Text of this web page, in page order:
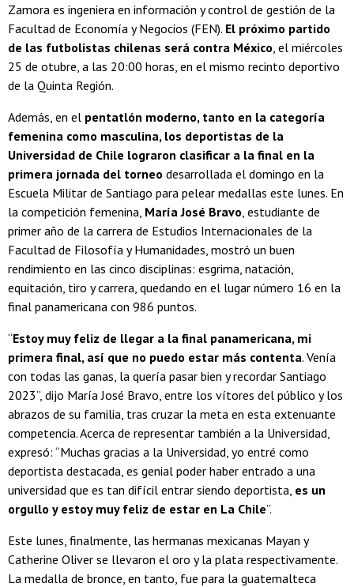
Zamora es ingeniera en información y control de gestión de la
Facultad de Economía y Negocios (FEN). El próximo partido
de las futbolistas chilenas será contra México , el miércoles
25 de otubre, a las 20:00 horas, en el mismo recinto deportivo
de la Quinta Región.
Además, en el pentatlón moderno, tanto en la categoría
femenina como masculina, los deportistas de la
Universidad de Chile lograron clasificar a la final en la
primera jornada del torneo desarrollada el domingo en la
Escuela Militar de Santiago para pelear medallas este lunes. En
la competición femenina, María José Bravo , estudiante de
primer año de la carrera de Estudios Internacionales de la
Facultad de Filosofía y Humanidades, mostró un buen
rendimiento en las cinco disciplinas: esgrima, natación,
equitación, tiro y carrera, quedando en el lugar número 16 en la
final panamericana con 986 puntos.
“Estoy muy feliz de llegar a la final panamericana, mi
primera final, así que no puedo estar más contenta. Venía
con todas las ganas, la quería pasar bien y recordar Santiago
2023”, dijo María José Bravo, entre los vítores del público y los
abrazos de su familia, tras cruzar la meta en esta extenuante
competencia. Acerca de representar también a la Universidad,
expresó: “Muchas gracias a la Universidad, yo entré como
deportista destacada, es genial poder haber entrado a una
universidad que es tan difícil entrar siendo deportista, es un
orgullo y estoy muy feliz de estar en La Chile”.
Este lunes, finalmente, las hermanas mexicanas Mayan y
Catherine Oliver se llevaron el oro y la plata respectivamente.
La medalla de bronce, en tanto, fue para la guatemalteca